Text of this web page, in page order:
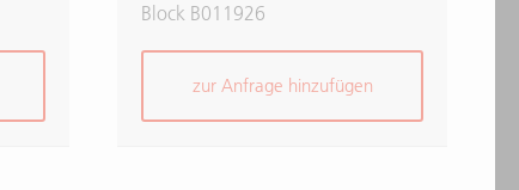
Block B011926
zur Anfrage hinzufügen